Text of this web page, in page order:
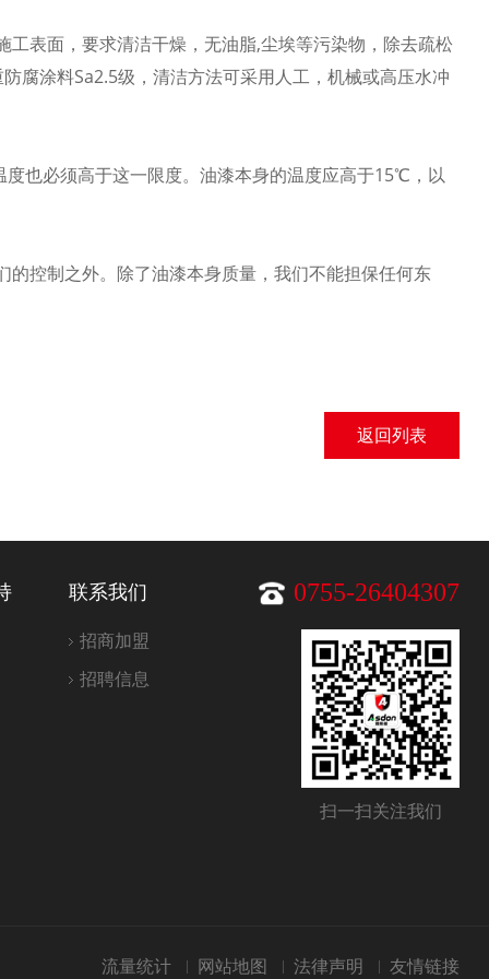
表面，要求清洁干燥，无油脂,尘埃等污染物，除去疏松
腐涂料Sa2.5级，清洁方法可采用人工，机械或高压水冲
也必须高于这一限度。油漆本身的温度应高于15℃，以
控制之外。除了油漆本身质量，我们不能担保任何东
返回列表
联系我们
招商加盟
招聘信息
0755-26404307
扫一扫关注我们
流量统计 网站地图 法律声明 友情链接